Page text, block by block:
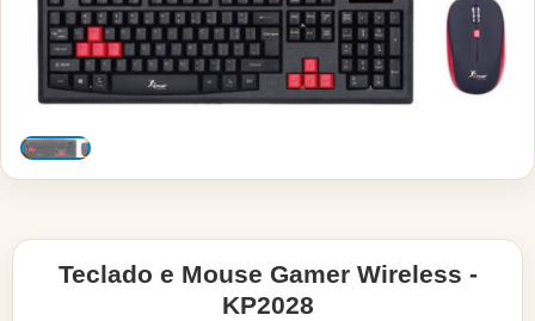
Teclado e Mouse Gamer Wireless -
KP2028